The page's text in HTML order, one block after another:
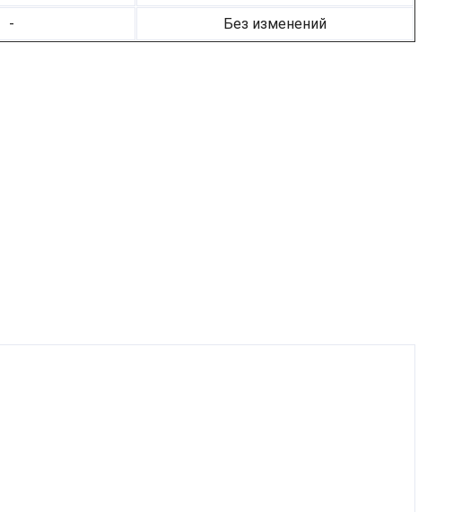
- Без изменений